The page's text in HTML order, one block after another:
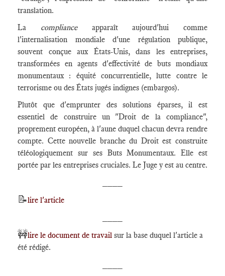
translation.
La compliance apparaît aujourd'hui comme
l'internalisation mondiale d'une régulation publique,
souvent conçue aux États-Unis, dans les entreprises,
transformées en agents d'effectivité de buts mondiaux
monumentaux : équité concurrentielle, lutte contre le
terrorisme ou des États jugés indignes (embargos).
Plutôt que d'emprunter des solutions éparses, il est
essentiel de construire un "Droit de la compliance",
proprement européen, à l'aune duquel chacun devra rendre
compte. Cette nouvelle branche du Droit est construite
téléologiquement sur ses Buts Monumentaux. Elle est
portée par les entreprises cruciales. Le Juge y est au centre.
📝lire l'article
🚧lire le document de travail sur la base duquel l'article a
été rédigé.